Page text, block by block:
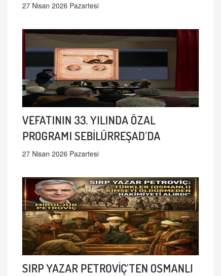
27 Nisan 2026 Pazartesi
VEFATININ 33. YILINDA ÖZAL
PROGRAMI SEBİLÜRREŞAD'DA
27 Nisan 2026 Pazartesi
SIRP YAZAR PETROVİÇ'TEN OSMANLI